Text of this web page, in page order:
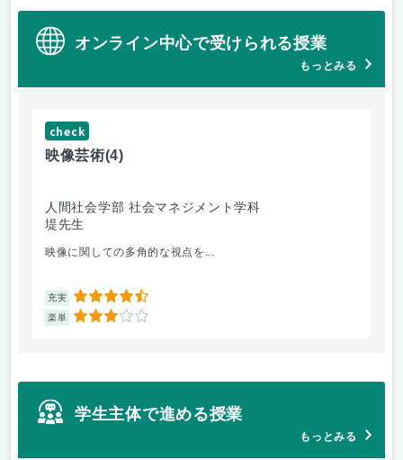
オンライン中心で受けられる授業
もっとみる
check
映像芸術(4)
人間社会学部 社会マネジメント学科
堤先生
映像に関しての多角的な視点を...
充実 4.5
楽単 3
学生主体で進める授業
もっとみる